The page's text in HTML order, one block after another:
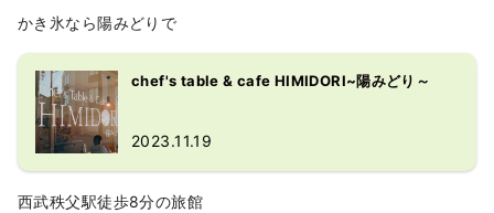
かき氷なら陽みどりで
chef's table & cafe HIMIDORI~陽みどり～
2023.11.19
西武秩父駅徒歩8分の旅館